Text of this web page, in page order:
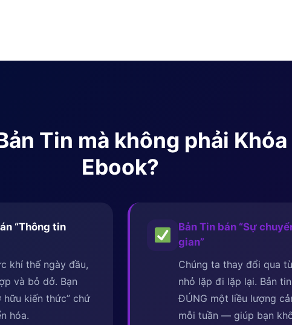
Tin mà không phải
Ebook?
“Thông tin
khí thế ngày đầu,
và bỏ dở. Bạn
hữu kiến thức” chứ
hóa.
Bản Tin bán “Sự
gian”
Chúng ta thay đổi qua
nhỏ lặp đi lặp lại. Bản
ĐÚNG một liều lượng
mỗi tuần — giúp bạn